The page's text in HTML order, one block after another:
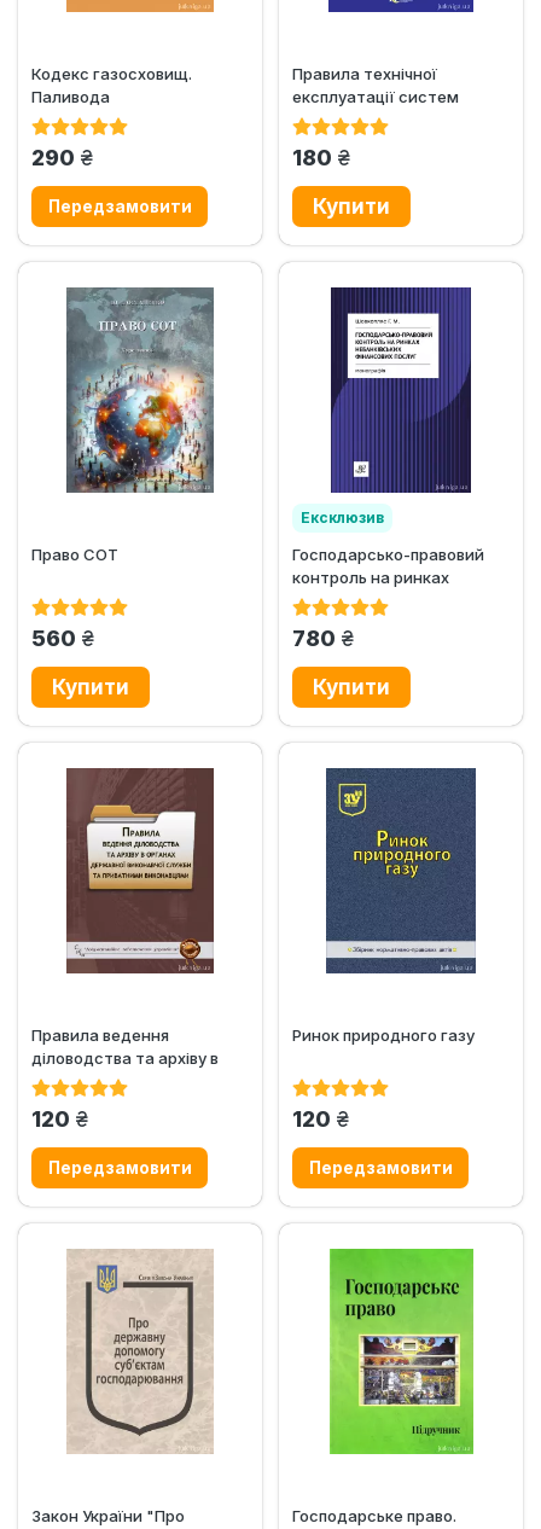
Кодекс газосховищ.
Паливода
290 грн.
Правила технічної
експлуатації систем
газопостачання. Алерта
180 грн.
Право СОТ
560 грн.
Ексклюзив
Господарсько-правовий
контроль на ринках
небанківських фінансових
780 грн.
Правила ведення
діловодства та архіву в
органах державної
120 грн.
Ринок природного газу
120 грн.
Закон України "Про Господарське право.